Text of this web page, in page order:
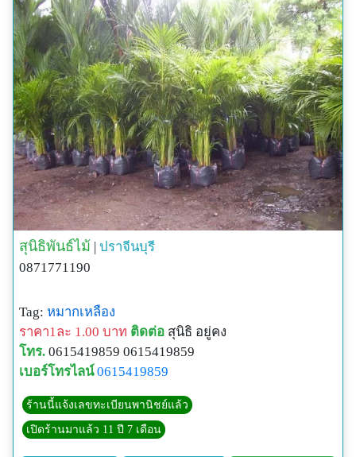
สุนิธิพันธ์ไม้ | ปราจีนบุรี
0871771190
Tag: หมากเหลือง
ราคา1ละ 1.00 บาท ติดต่อ สุนิธิ อยู่คง
โทร. 0615419859 0615419859
เบอร์โทรไลน์ 0615419859
ร้านนี้แจ้งเลขทะเบียนพานิชย์แล้ว
เปิดร้านมาแล้ว 11 ปี 7 เดือน